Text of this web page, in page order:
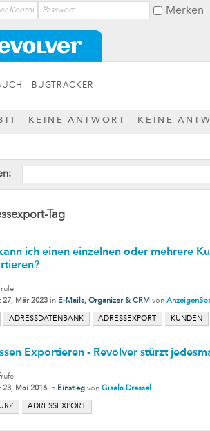
Merken
BUGTRACKER
KEINE ANTWORT KEINE
Tag
ich einen einzelnen oder mehrere
27, Mär 2023 in E-Mails, Organizer & CRM von
ADRESSDATENBANK ADRESSEXPORT KUNDEN
Exportieren - Revolver stürzt
23, Mai 2016 in Einstieg von Gisela.Dressel
ADRESSEXPORT